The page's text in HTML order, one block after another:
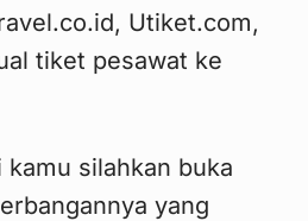
Utiket.com,
tiket pesawat ke
silahkan buka
yang